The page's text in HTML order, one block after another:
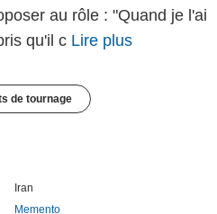
au rôle : "Quand je l'ai
qu'il c Lire plus
de tournage
Iran
Memento